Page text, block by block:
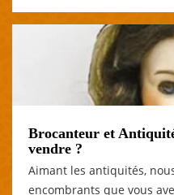
Brocanteur et
vendre ?
Aimant les antiquités,
encombrants que vous